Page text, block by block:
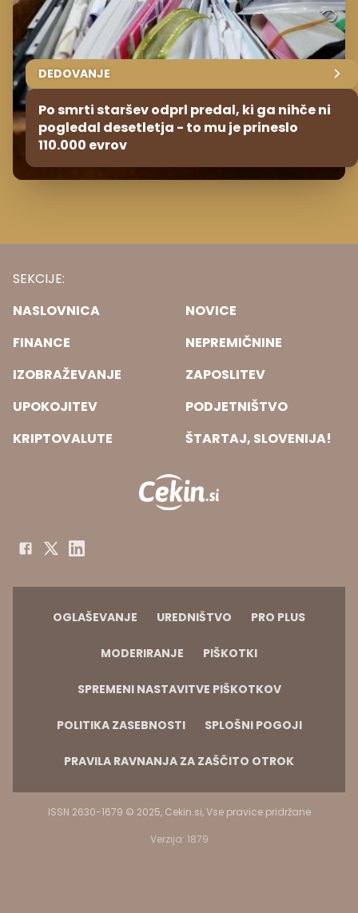
DEDOVANJE
Po smrti staršev odprl predal, ki ga nihče ni
pogledal desetletja - to mu je prineslo
110.000 evrov
SEKCIJE:
NASLOVNICA
NOVICE
FINANCE
NEPREMIČNINE
IZOBRAŽEVANJE
ZAPOSLITEV
UPOKOJITEV
PODJETNIŠTVO
KRIPTOVALUTE
ŠTARTAJ, SLOVENIJA!
OGLAŠEVANJE UREDNIŠTVO PRO PLUS
MODERIRANJE PIŠKOTKI
SPREMENI NASTAVITVE PIŠKOTKOV
POLITIKA ZASEBNOSTI SPLOŠNI POGOJI
PRAVILA RAVNANJA ZA ZAŠČITO OTROK
ISSN 2630-1679 © 2025, Cekin.si, Vse pravice pridržane
Verzija: 1879